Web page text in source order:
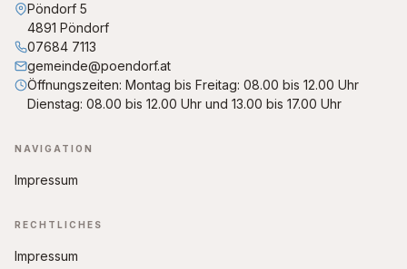
Pöndorf 5
4891 Pöndorf
07684 7113
gemeinde@poendorf.at
Öffnungszeiten: Montag bis Freitag: 08.00 bis 12.00 Uhr
Dienstag: 08.00 bis 12.00 Uhr und 13.00 bis 17.00 Uhr
NAVIGATION
Impressum
RECHTLICHES
Impressum